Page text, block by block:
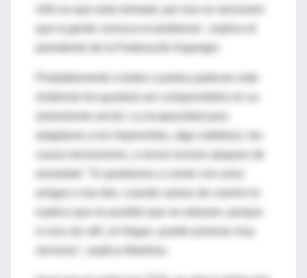
que la gente conozca el problema", explica el
presidente de la Federación Asperger.
síndrome les gustaría ser comprendidos en su
aislamiento social. La incapacidad para
adaptarse a los imprevistos, algo cotidiano, les
causa nerviosismo, a veces incluso ataques de
amigos a las dos, cuando vamos de camino le
explico que es posible que se retrasen, porque
si una vez allí, no llegan, puede ponerse muy